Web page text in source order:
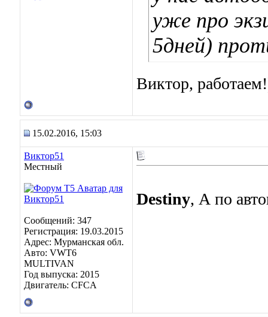
уже про
5дней)
Виктор,
15.02.2016, 15:03
Виктор51
Местный
Сообщений: 347
Регистрация: 19.03.2015
Адрес: Мурманская обл.
Авто: VWT6
MULTIVAN
Год выпуска: 2015
Двигатель: CFCA
Destiny, А по